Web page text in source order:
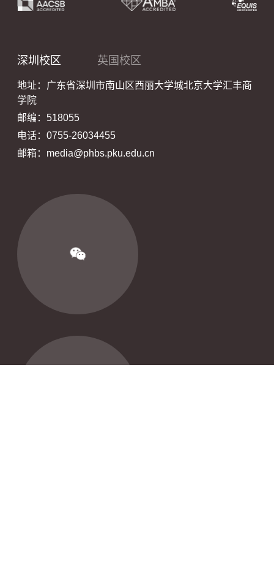
深圳校区 英国校区
地址：广东省深圳市南山区西丽大学城北京大学汇丰商
学院
邮编：518055
电话：0755-26034455
邮箱：media@phbs.pku.edu.cn